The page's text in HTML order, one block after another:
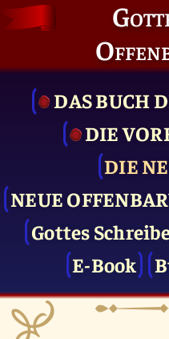
DAS BUCH
DIE
DIE
NEUE
Gottes
E-Book